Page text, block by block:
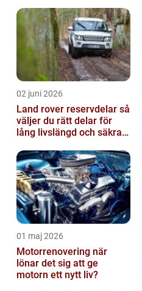
02 juni 2026
Land rover reservdelar så
väljer du rätt delar för
lång livslängd och säkra
01 maj 2026
Motorrenovering när
lönar det sig att ge
motorn ett nytt liv?